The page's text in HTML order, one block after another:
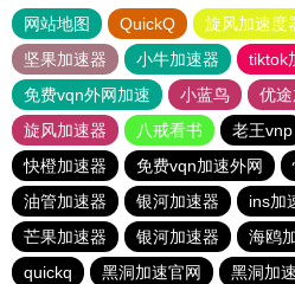
网站地图 QuickQ 旋风加速度
坚果加速器
小牛加速器 tiktok
免费vqn外网加速
小蓝鸟 优
旋风加速器
八戒看书 老王vnp
快橙加速器
免费vqn加速外网
油管加速器
银河加速器 ins加
芒果加速器
银河加速器 海鸥
quickq
黑洞加速官网 黑洞加